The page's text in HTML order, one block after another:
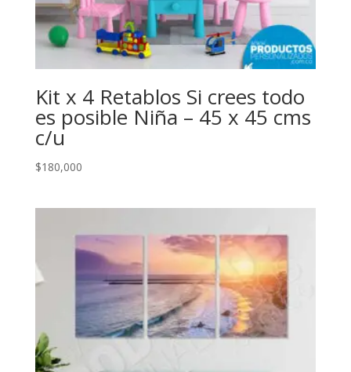
Kit x 4 Retablos Si crees todo
es posible Niña – 45 x 45 cms
c/u
$180,000